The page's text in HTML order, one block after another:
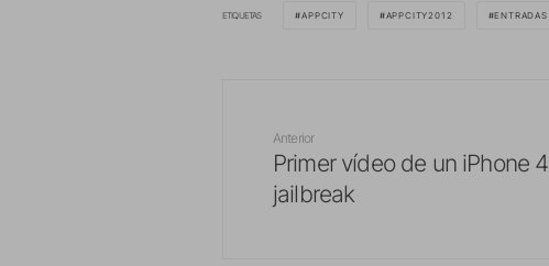
ETIQUETAS APPCITY APPCITY2012 ENTRADAS
Anterior
Primer vídeo de un iPhone
jailbreak